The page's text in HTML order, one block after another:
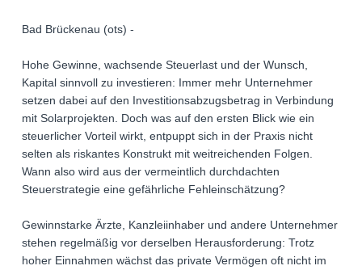
Bad Brückenau (ots) -
Hohe Gewinne, wachsende Steuerlast und der Wunsch,
Kapital sinnvoll zu investieren: Immer mehr Unternehmer
setzen dabei auf den Investitionsabzugsbetrag in Verbindung
mit Solarprojekten. Doch was auf den ersten Blick wie ein
steuerlicher Vorteil wirkt, entpuppt sich in der Praxis nicht
selten als riskantes Konstrukt mit weitreichenden Folgen.
Wann also wird aus der vermeintlich durchdachten
Steuerstrategie eine gefährliche Fehleinschätzung?
Gewinnstarke Ärzte, Kanzleiinhaber und andere Unternehmer
stehen regelmäßig vor derselben Herausforderung: Trotz
hoher Einnahmen wächst das private Vermögen oft nicht im